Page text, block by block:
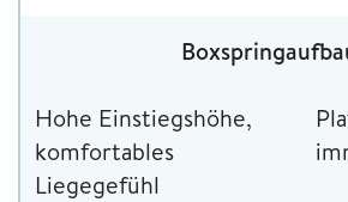
Hohe Einstiegshöhe,
komfortables
Liegegefühl